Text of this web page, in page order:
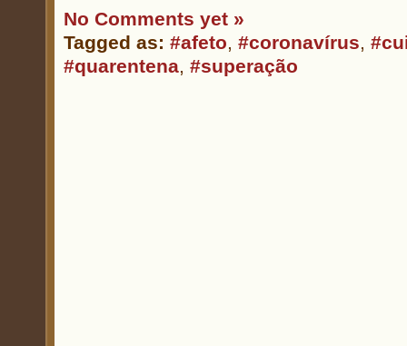
No Comments yet »
Tagged as: #afeto, #coronavírus,
#quarentena, #superação